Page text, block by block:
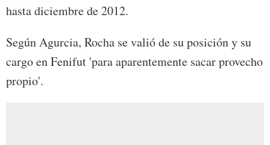
hasta diciembre de 2012.
Según Agurcia, Rocha se valió de su posición y su
cargo en Fenifut 'para aparentemente sacar provecho
propio'.